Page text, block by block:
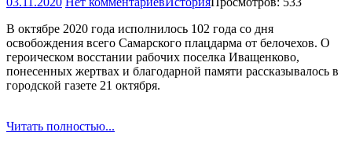
В октябре 2020 года исполнилось 102 года со дня
освобождения всего Самарского плацдарма от белочехов. О
героическом восстании рабочих поселка Иващенково,
понесенных жертвах и благодарной памяти рассказывалось в
городской газете 21 октября.
Читать полностью...